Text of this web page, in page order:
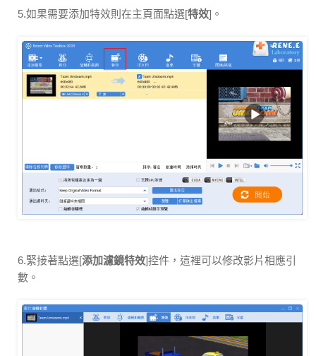
5.如果需要添加特效則在主頁面點選[特效]。
6.緊接著點選[添加濾鏡特效]控件，這裡可以修改影片相應引
數。